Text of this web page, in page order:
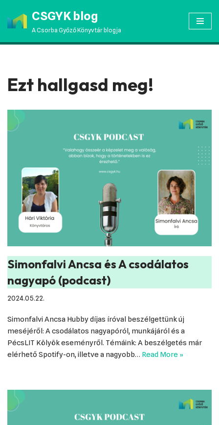
Skip
CSGYK blog
A Csorba Győző Könyvtár blogja
Ezt hallgasd meg!
Simonfalvi Ancsa és A csodálatos
nagyapó (podcast)
2024.05.22.
Simonfalvi Ancsa Hubby díjas íróval beszélgettünk új
meséjéről: A csodálatos nagyapóról, munkájáról és a
PécsLIT Kölyök eseményről. Témáink: A beszélgetés már
elérhető Spotify-on, illetve a nagyobb… Read More »